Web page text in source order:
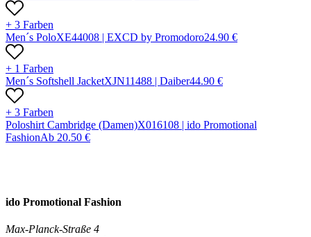
+ 3 Farben
Men´s PoloXE44008 | EXCD by Promodoro24.90 €
+ 1 Farben
Men´s Softshell JacketXJN11488 | Daiber44.90 €
+ 3 Farben
Poloshirt Cambridge (Damen)X016108 | ido Promotional
FashionAb 20.50 €
ido Promotional Fashion
Max-Planck-Straße 4